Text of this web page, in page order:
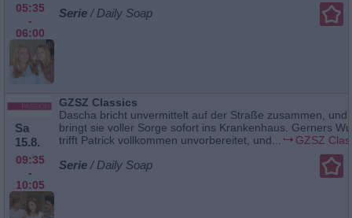
05:35
-
06:00
Serie / Daily Soap
Sa
15.8.
09:35
-
10:05
GZSZ Classics
Dascha bricht unvermittelt auf der Straße zusammen, und
bringt sie voller Sorge sofort ins Krankenhaus. Gerners
trifft Patrick vollkommen unvorbereitet, und...
GZSZ
Serie / Daily Soap